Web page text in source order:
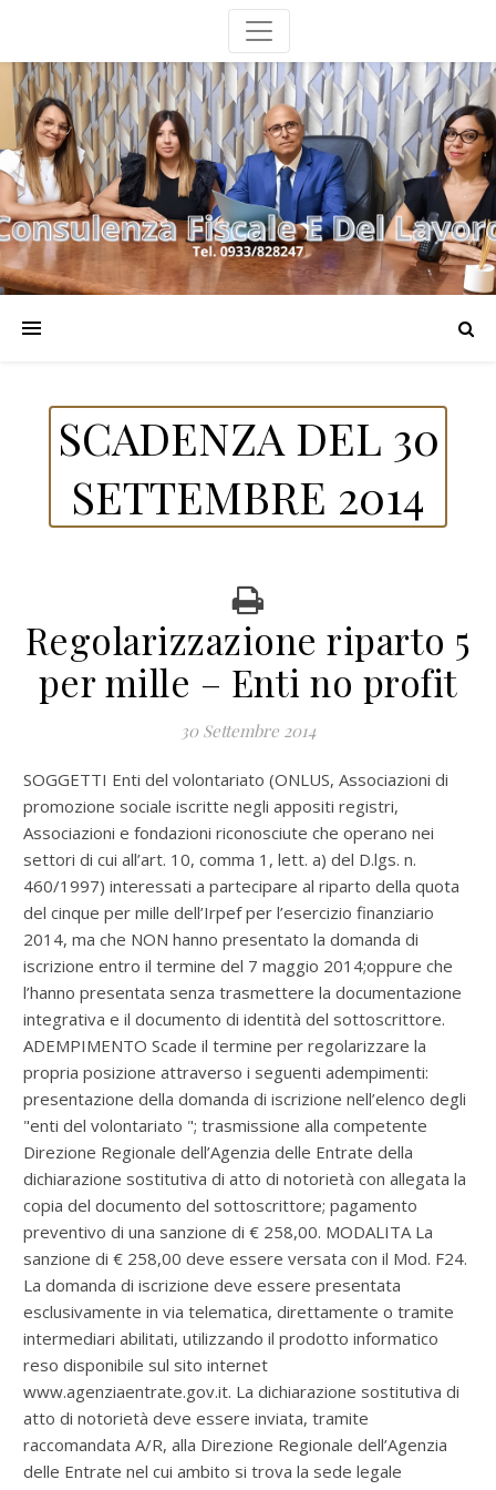
SCADENZA DEL 30
SETTEMBRE 2014
Regolarizzazione riparto 5
per mille – Enti no profit
30 Settembre 2014
SOGGETTI Enti del volontariato (ONLUS, Associazioni di
promozione sociale iscritte negli appositi registri,
Associazioni e fondazioni riconosciute che operano nei
settori di cui all’art. 10, comma 1, lett. a) del D.lgs. n.
460/1997) interessati a partecipare al riparto della quota
del cinque per mille dell’Irpef per l’esercizio finanziario
2014, ma che NON hanno presentato la domanda di
iscrizione entro il termine del 7 maggio 2014;oppure che
l’hanno presentata senza trasmettere la documentazione
integrativa e il documento di identità del sottoscrittore.
ADEMPIMENTO Scade il termine per regolarizzare la
propria posizione attraverso i seguenti adempimenti:
presentazione della domanda di iscrizione nell’elenco degli
"enti del volontariato "; trasmissione alla competente
Direzione Regionale dell’Agenzia delle Entrate della
dichiarazione sostitutiva di atto di notorietà con allegata la
copia del documento del sottoscrittore; pagamento
preventivo di una sanzione di € 258,00. MODALITA La
sanzione di € 258,00 deve essere versata con il Mod. F24.
La domanda di iscrizione deve essere presentata
esclusivamente in via telematica, direttamente o tramite
intermediari abilitati, utilizzando il prodotto informatico
reso disponibile sul sito internet
www.agenziaentrate.gov.it. La dichiarazione sostitutiva di
atto di notorietà deve essere inviata, tramite
raccomandata A/R, alla Direzione Regionale dell’Agenzia
delle Entrate nel cui ambito si trova la sede legale